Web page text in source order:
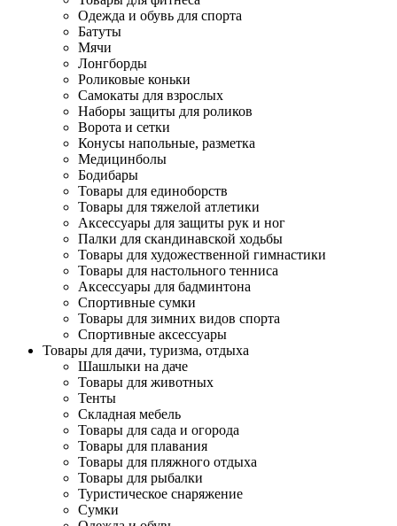
Одежда и обувь для спорта
Батуты
Мячи
Лонгборды
Роликовые коньки
Самокаты для взрослых
Наборы защиты для роликов
Ворота и сетки
Конусы напольные, разметка
Медицинболы
Бодибары
Товары для единоборств
Товары для тяжелой атлетики
Аксессуары для защиты рук и ног
Палки для скандинавской ходьбы
Товары для художественной гимнастики
Товары для настольного тенниса
Аксессуары для бадминтона
Спортивные сумки
Товары для зимних видов спорта
Спортивные аксессуары
Товары для дачи, туризма, отдыха
Шашлыки на даче
Товары для животных
Тенты
Складная мебель
Товары для сада и огорода
Товары для плавания
Товары для пляжного отдыха
Товары для рыбалки
Туристическое снаряжение
Сумки